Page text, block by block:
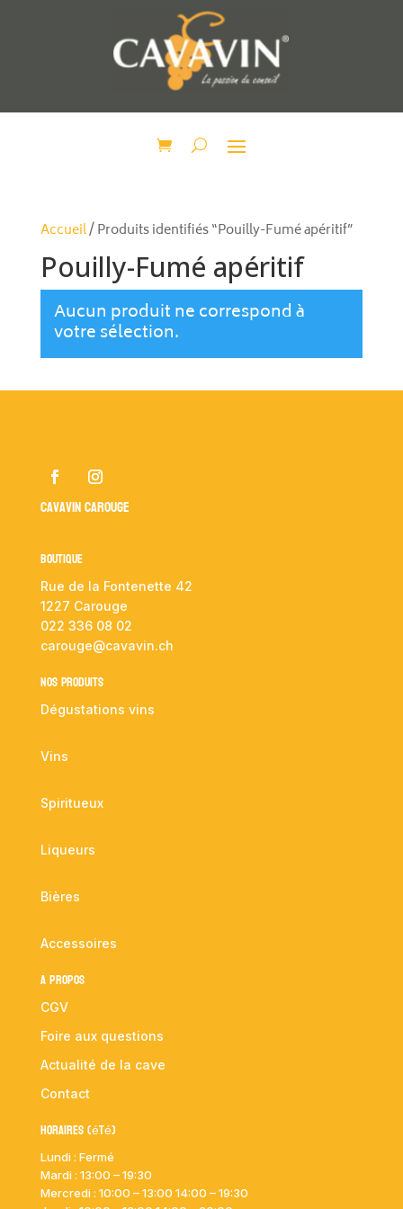
Accueil/ Produits identifiés “Pouilly-Fumé apéritif”
Pouilly-Fumé apéritif
Aucun produit ne correspond à
votre sélection.
Cavavin Carouge
Boutique
Rue de la Fontenette 42
1227 Carouge
022 336 08 02
carouge@cavavin.ch
NOS PRODUITS
Dégustations vins
Vins
Spiritueux
Liqueurs
Bières
Accessoires
A propos
CGV
Foire aux questions
Actualité de la cave
Contact
Horaires (été)
Lundi : Fermé
Mardi : 13:00 – 19:30
Mercredi : 10:00 – 13:00 14:00 – 19:30